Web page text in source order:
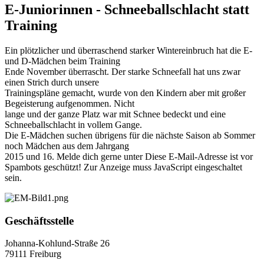
E-Juniorinnen - Schneeballschlacht statt
Training
Ein plötzlicher und überraschend starker Wintereinbruch hat die E-
und D-Mädchen beim Training
Ende November überrascht. Der starke Schneefall hat uns zwar
einen Strich durch unsere
Trainingspläne gemacht, wurde von den Kindern aber mit großer
Begeisterung aufgenommen. Nicht
lange und der ganze Platz war mit Schnee bedeckt und eine
Schneeballschlacht in vollem Gange.
Die E-Mädchen suchen übrigens für die nächste Saison ab Sommer
noch Mädchen aus dem Jahrgang
2015 und 16. Melde dich gerne unterDiese E-Mail-Adresse ist vor
Spambots geschützt! Zur Anzeige muss JavaScript eingeschaltet
sein.
Geschäftsstelle
Johanna-Kohlund-Straße 26
79111 Freiburg